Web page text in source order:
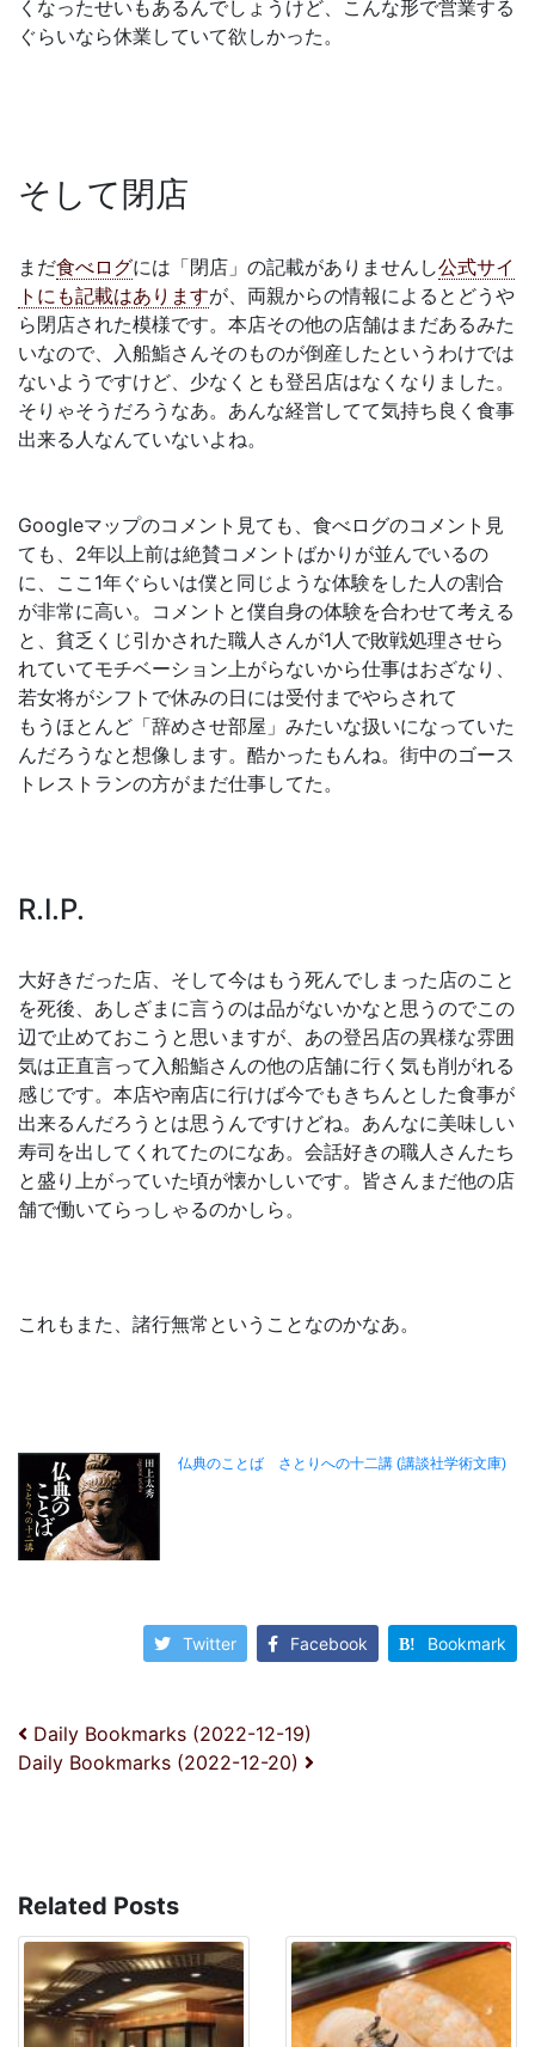
くなったせいもあるんでしょうけど、こんな形で営業する
ぐらいなら休業していて欲しかった。
そして閉店
まだ食べログには「閉店」の記載がありませんし公式サイ
トにも記載はありますが、両親からの情報によるとどうや
ら閉店された模様です。本店その他の店舗はまだあるみた
いなので、入船鮨さんそのものが倒産したというわけでは
ないようですけど、少なくとも登呂店はなくなりました。
そりゃそうだろうなあ。あんな経営してて気持ち良く食事
出来る人なんていないよね。
Googleマップのコメント見ても、食べログのコメント見
ても、2年以上前は絶賛コメントばかりが並んでいるの
に、ここ1年ぐらいは僕と同じような体験をした人の割合
が非常に高い。コメントと僕自身の体験を合わせて考える
と、貧乏くじ引かされた職人さんが1人で敗戦処理させら
れていてモチベーション上がらないから仕事はおざなり、
若女将がシフトで休みの日には受付までやらされて
もうほとんど「辞めさせ部屋」みたいな扱いになっていた
んだろうなと想像します。酷かったもんね。街中のゴース
トレストランの方がまだ仕事してた。
R.I.P.
大好きだった店、そして今はもう死んでしまった店のこと
を死後、あしざまに言うのは品がないかなと思うのでこの
辺で止めておこうと思いますが、あの登呂店の異様な雰囲
気は正直言って入船鮨さんの他の店舗に行く気も削がれる
感じです。本店や南店に行けば今でもきちんとした食事が
出来るんだろうとは思うんですけどね。あんなに美味しい
寿司を出してくれてたのになあ。会話好きの職人さんたち
と盛り上がっていた頃が懐かしいです。皆さんまだ他の店
舗で働いてらっしゃるのかしら。
これもまた、諸行無常ということなのかなあ。
Twitter Facebook Bookmark
投稿ナビゲーション
Daily Bookmarks (2022-12-19)
Daily Bookmarks (2022-12-20)
Related Posts